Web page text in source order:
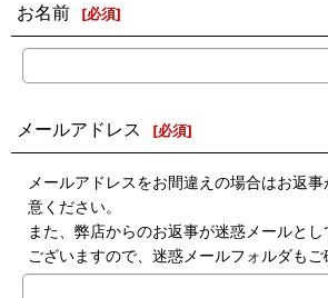
お名前 [必須]
メールアドレス [必須]
メールアドレスをお間違えの場合はお返
意ください。
また、弊店からのお返事が迷惑メールと
ございますので、迷惑メールフォルダもご